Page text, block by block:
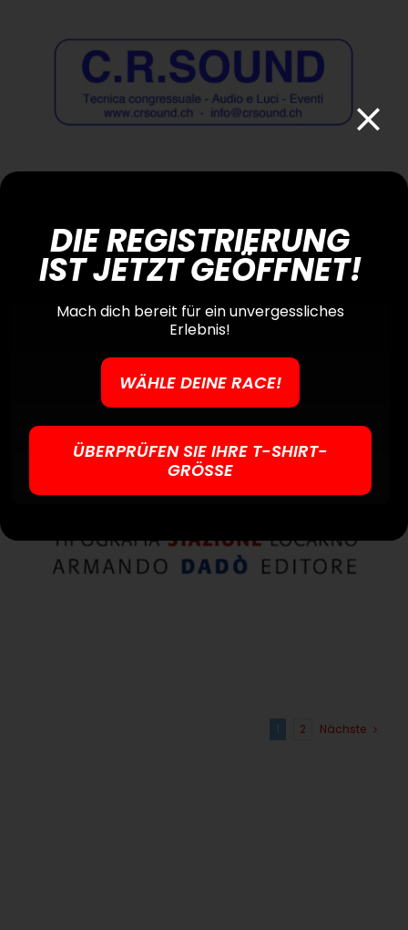
C.R.Sound
Foto Garbani
Tipografia Stazione Locarno
1 2 Nächste
DIE REGISTRIERUNG
IST JETZT GEÖFFNET!
Mach dich bereit für ein unvergessliches
Erlebnis!
WÄHLE DEINE RACE!
ÜBERPRÜFEN SIE IHRE T-SHIRT-
GRÖSSE